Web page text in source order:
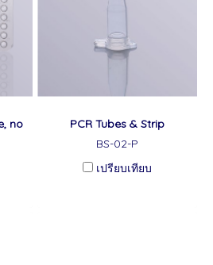
no
PCR Tubes & Strip
BS-02-P
เปรียบเทียบ